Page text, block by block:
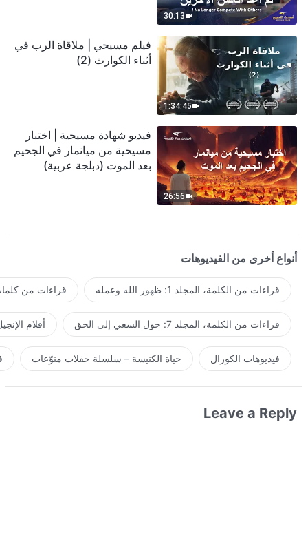
30:13
1:34:45
فيلم مسيحي | ملاقاة الرب في
أثناء الكوارث (2)
26:56
فيديو شهادة مسيحية | اختبار
مسيحية من ميانمار في الجحيم
بعد الموت (دبلجة عربية)
أنواع أخرى من الفيديوهات
قراءات من الكلمة، المجلد 1: ظهور الله وعمله قراءات من
قراءات من الكلمة، المجلد 7: حول السعي إلى الحق أفلام
فيديوهات الكورال حياة الكنيسة – سلسلة حفلات منوّعات
Leave a Reply